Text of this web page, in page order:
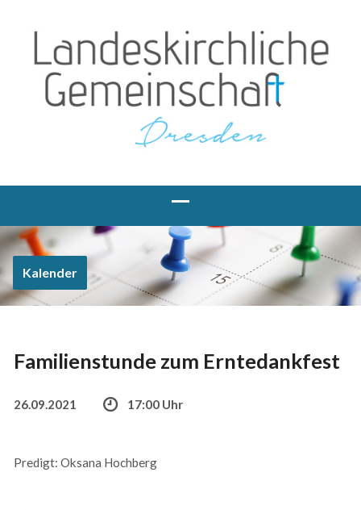
Kalender
Familienstunde zum Erntedankfest
26.09.2021 17:00 Uhr
Predigt: Oksana Hochberg